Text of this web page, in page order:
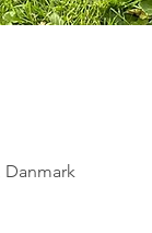
Danmark